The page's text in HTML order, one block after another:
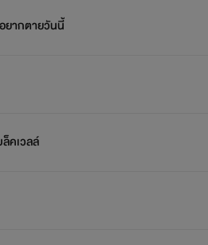
ยากตายวันนี้
ล็คเวลล์